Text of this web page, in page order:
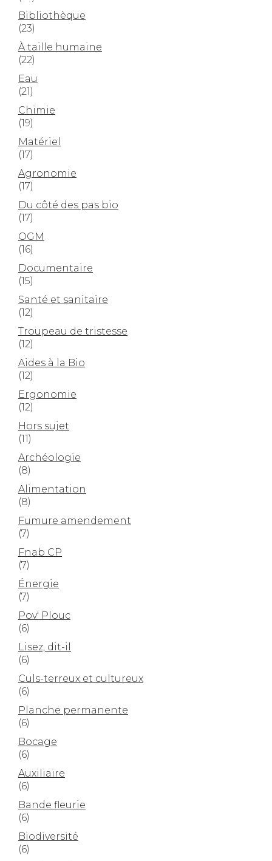
Bibliothèque
(23)
À taille humaine
(22)
Eau
(21)
Chimie
(19)
Matériel
(17)
Agronomie
(17)
Du côté des pas bio
(17)
OGM
(16)
Documentaire
(15)
Santé et sanitaire
(12)
Troupeau de tristesse
(12)
Aides à la Bio
(12)
Ergonomie
(12)
Hors sujet
(11)
Archéologie
(8)
Alimentation
(8)
Fumure amendement
(7)
Fnab CP
(7)
Énergie
(7)
Pov' Plouc
(6)
Lisez, dit-il
(6)
Culs-terreux et cultureux
(6)
Planche permanente
(6)
Bocage
(6)
Auxiliaire
(6)
Bande fleurie
(6)
Biodiversité
(6)